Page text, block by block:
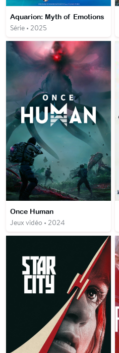
Aquarion: Myth of Emotions
Série • 2025
Once Human
Jeux vidéo • 2024